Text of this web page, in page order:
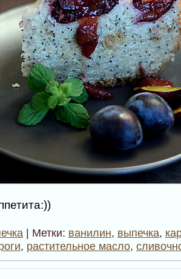
| Метки: ванилин, выпечка,
, растительное масло,